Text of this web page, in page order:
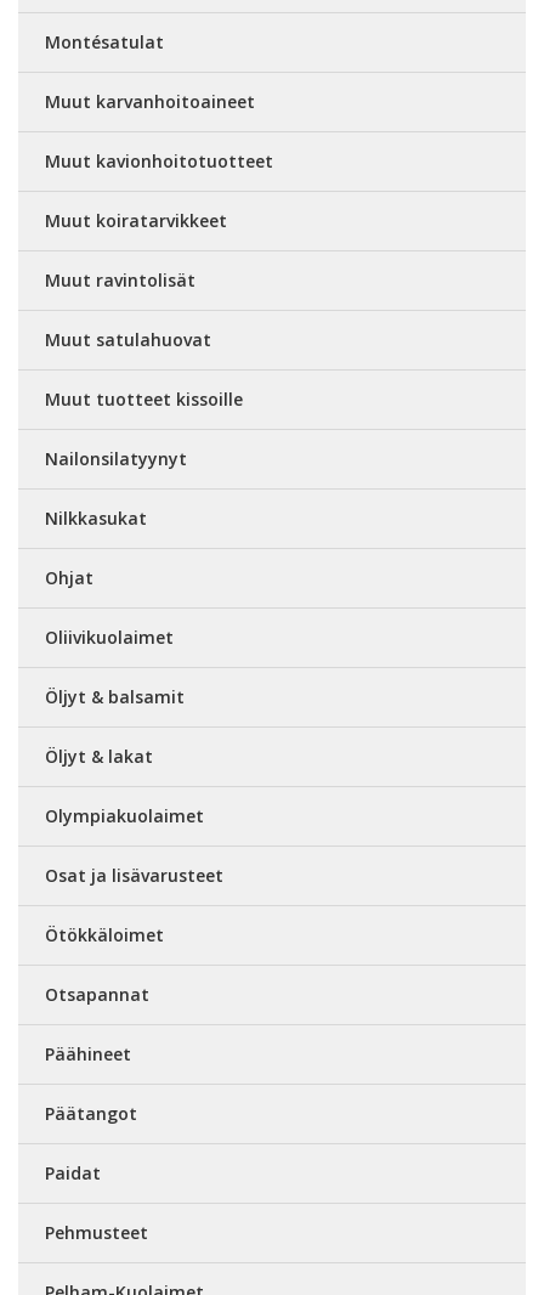
Montésatulat
Muut karvanhoitoaineet
Muut kavionhoitotuotteet
Muut koiratarvikkeet
Muut ravintolisät
Muut satulahuovat
Muut tuotteet kissoille
Nailonsilatyynyt
Nilkkasukat
Ohjat
Oliivikuolaimet
Öljyt & balsamit
Öljyt & lakat
Olympiakuolaimet
Osat ja lisävarusteet
Ötökkäloimet
Otsapannat
Päähineet
Päätangot
Paidat
Pehmusteet